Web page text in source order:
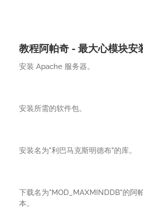
教程阿帕奇 - 最大心模块安
安装 Apache 服务器。
安装所需的软件包。
安装名为"利巴马克斯明德布"的库。
下载名为"MOD_MAXMINDDB"的阿
本。